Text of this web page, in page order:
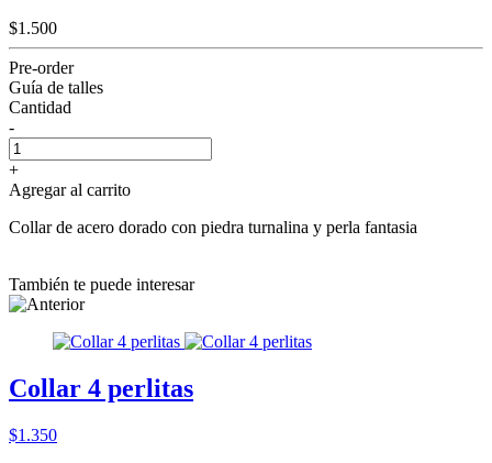
$1.500
Pre-order
Guía de talles
Cantidad
-
+
Agregar al carrito
Collar de acero dorado con piedra turnalina y perla fantasia
También te puede interesar
Collar 4 perlitas
$1.350